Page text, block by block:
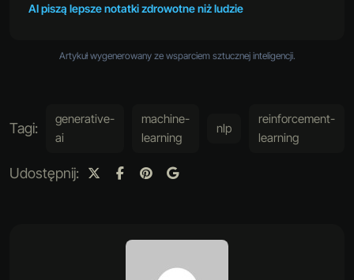
AI piszą lepsze notatki zdrowotne niż ludzie
Artykuł wygenerowany ze wsparciem sztucznej inteligencji.
Tagi:
generative-
ai
machine-
learning
nlp
reinforcement-
learning
Udostępnij: